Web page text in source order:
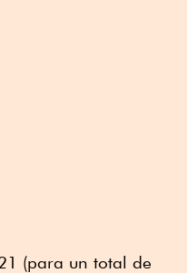
(para un total de